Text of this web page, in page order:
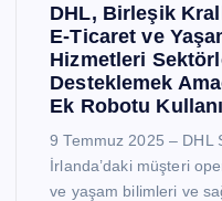
DHL, Birleşik
E-Ticaret ve
Hizmetleri
Desteklemek
Ek Robotu
9 Temmuz 2025 – DHL
İrlanda’daki müşteri
ve yaşam bilimleri ve